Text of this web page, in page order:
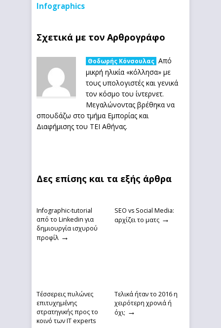
Infographics
Σχετικά με τον Αρθρογράφο
Θοδωρής Κόνσουλας Από
μικρή ηλικία «κόλλησα» με
τους υπολογιστές και γενικά
τον κόσμο του ίντερνετ.
Μεγαλώνοντας βρέθηκα να
σπουδάζω στο τμήμα Εμπορίας και
Διαφήμισης του ΤΕΙ Αθήνας.
Δες επίσης και τα εξής άρθρα
Infographic-tutorial
από το Linkedin για
δημιουργία ισχυρού
προφίλ →
SEO vs Social Media:
αρχίζει το ματς →
Τέσσερεις πυλώνες
επιτυχημένης
στρατηγικής προς το
κοινό των IT experts
Τελικά ήταν το 2016 η
χειρότερη χρονιά ή
όχι; →